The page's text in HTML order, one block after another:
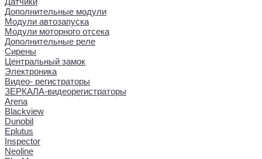
Дополнительные модули
Модули автозапуска
Модули моторного отсека
Дополнительные реле
Сирены
Центральный замок
Электроника
Видео- регистраторы
ЗЕРКАЛА-видеорегистраторы
Arena
Blackview
Dunobil
Eplutus
Inspector
Neoline